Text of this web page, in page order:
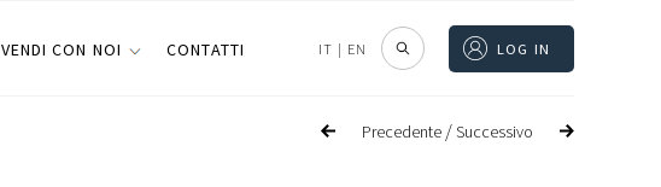
VENDI CON NOI CONTATTI IT | EN LOG IN
Precedente /Successivo